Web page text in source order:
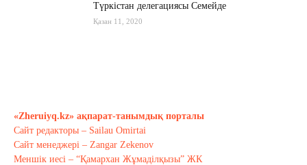
Түркістан делегациясы Семейде
Қазан 11, 2020
Тағы оқу
«Zheruiyq.kz» ақпарат-танымдық порталы
Сайт редакторы – Sailau Omirtai
Сайт менеджері – Zangar Zekenov
Меншік иесі – “Қамархан Жұмаділқызы” ЖК